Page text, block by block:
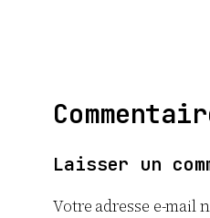
Laisser un
Votre adresse e-mail